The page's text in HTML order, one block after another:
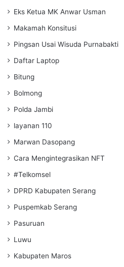
Eks Ketua MK Anwar Usman
Makamah Konsitusi
Pingsan Usai Wisuda Purnabakti
Daftar Laptop
Bitung
Bolmong
Polda Jambi
layanan 110
Marwan Dasopang
Cara Mengintegrasikan NFT
#Telkomsel
DPRD Kabupaten Serang
Puspemkab Serang
Pasuruan
Luwu
Kabupaten Maros